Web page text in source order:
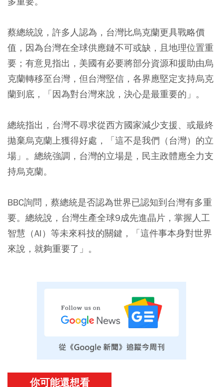
蔡總統說，許多人認為，台灣比烏克蘭更具戰略價
值，因為台灣在全球供應鏈不可或缺，且地理位置重
要；有意見指出，美國有必要將部分資源和援助由烏
克蘭轉移至台灣，但台灣堅信，各界應堅定支持烏克
蘭到底，「因為對台灣來說，決心是最重要的」。
總統指出，台灣不尋求從西方國家減少支援、或最終
拋棄烏克蘭上獲得好處，「這不是我們（台灣）的立
場」。總統強調，台灣的立場是，民主政體應全力支
持烏克蘭。
BBC詢問，蔡總統是否認為世界已認知到台灣有多重
要。總統說，台灣生產全球9成先進晶片，掌握人工
智慧（AI）等未來科技的關鍵，「這件事本身對世界
來說，就夠重要了」。